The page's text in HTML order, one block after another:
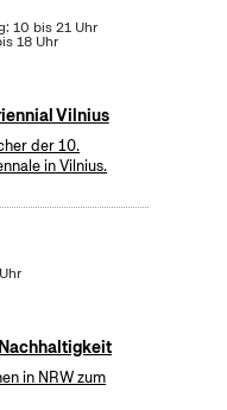
10 bis 21 Uhr
18 Uhr
Vilnius
der 10.
in Vilnius.
in NRW zum